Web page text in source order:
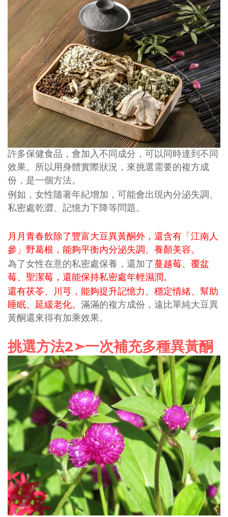
許多保健食品，會加入不同成分，可以同時達到不同
效果。所以用身體實際狀況，來挑選需要的複方成
份，是一個方法。
例如，女性隨著年紀增加，可能會出現內分泌失調、
私密處乾澀、記憶力下降等問題。
月月青春飲除了豐富大豆異黃酮外，還含有「江南人
參」野葛根，能夠平衡內分泌失調、養顏美容。
為了女性在意的私密處保養，還加了蔓越莓、覆盆
莓、聖潔莓，還能保持私密處年輕濕潤。
還有茯苓、川芎，能夠提升記憶力、穩定情緒、幫助
睡眠、延緩老化。 滿滿的複方成份，遠比單純大豆異
黃酮還來得有加乘效果。
挑選方法2➣一次補充多種異黃酮